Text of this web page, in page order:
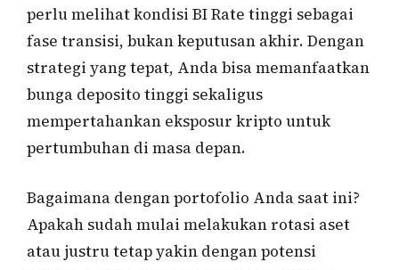
perlu melihat kondisi BI Rate tinggi sebagai
fase transisi, bukan keputusan akhir. Dengan
strategi yang tepat, Anda bisa memanfaatkan
bunga deposito tinggi sekaligus
mempertahankan eksposur kripto untuk
pertumbuhan di masa depan.
Bagaimana dengan portofolio Anda saat ini?
Apakah sudah mulai melakukan rotasi aset
atau justru tetap yakin dengan potensi